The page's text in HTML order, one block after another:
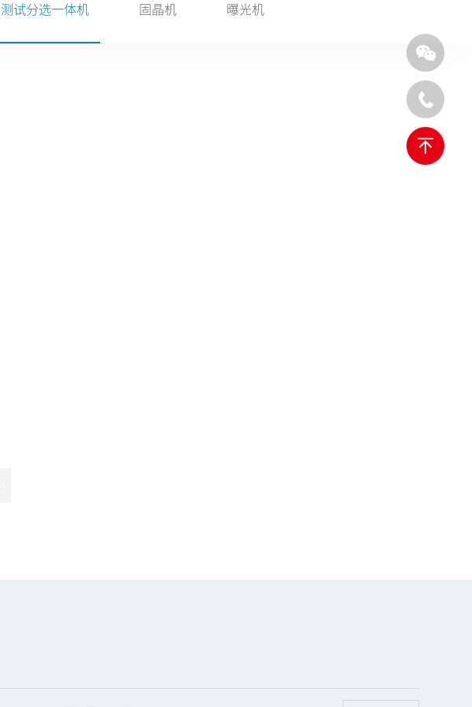
测试分选一体机 固晶机 曝光机